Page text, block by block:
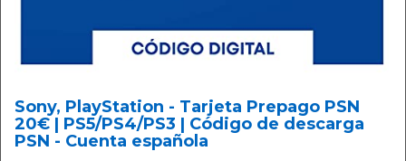
Sony, PlayStation - Tarjeta Prepago PSN
20€ | PS5/PS4/PS3 | Código de descarga
PSN - Cuenta española